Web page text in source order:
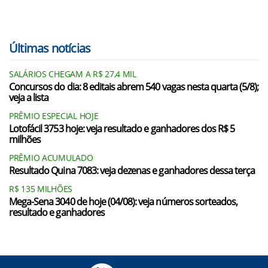
Últimas notícias
SALÁRIOS CHEGAM A R$ 27,4 MIL
Concursos do dia: 8 editais abrem 540 vagas nesta quarta (5/8);
veja a lista
PRÊMIO ESPECIAL HOJE
Lotofácil 3753 hoje: veja resultado e ganhadores dos R$ 5
milhões
PRÊMIO ACUMULADO
Resultado Quina 7083: veja dezenas e ganhadores dessa terça
R$ 135 MILHÕES
Mega-Sena 3040 de hoje (04/08): veja números sorteados,
resultado e ganhadores